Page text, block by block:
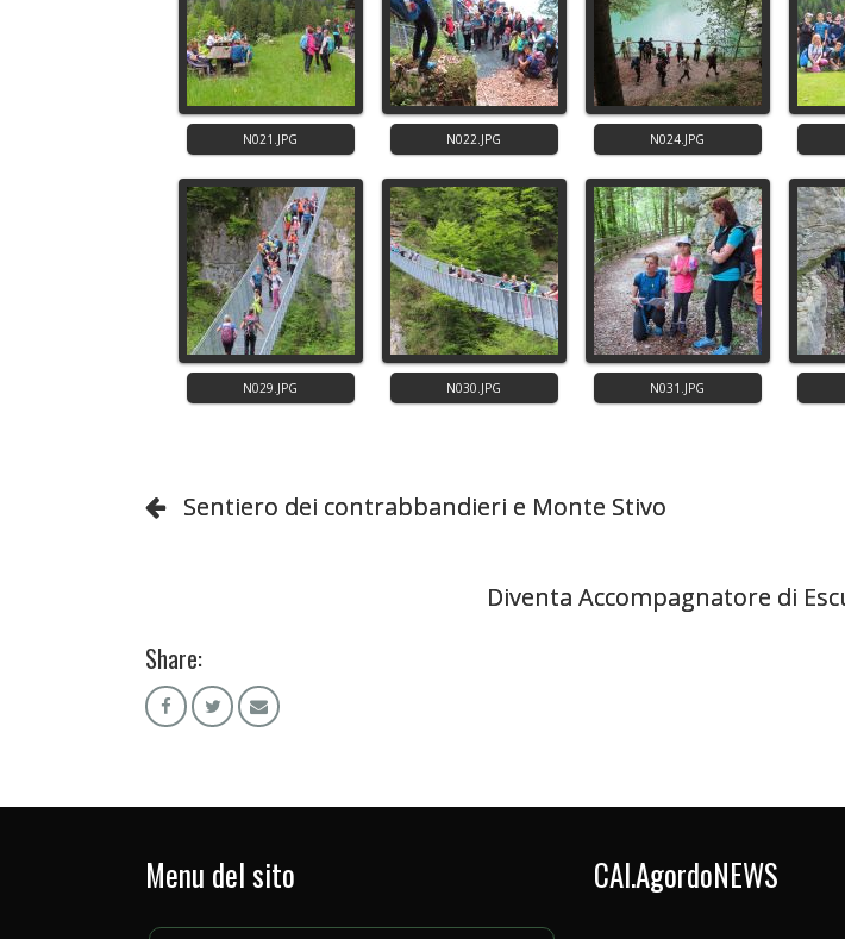
Sentiero dei contrabbandieri e Monte Stivo
Diventa Accompagnatore di
Share:
Menu del sito CAI.AgordoNEWS